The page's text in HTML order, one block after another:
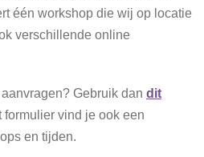
één workshop die wij op locatie
verschillende online
Gebruik dan dit
formulier vind je ook een
en tijden.